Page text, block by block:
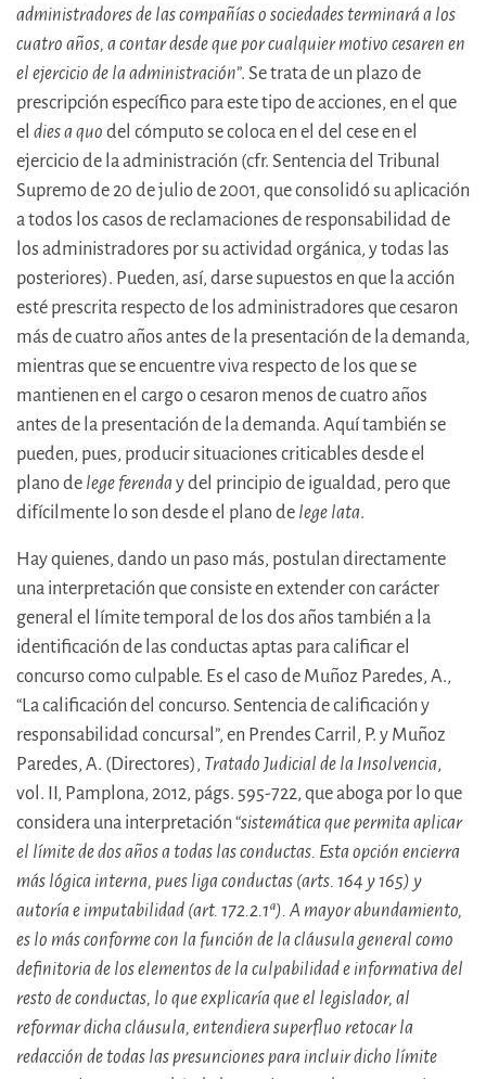
administradores de las compañías o sociedades terminará a los
cuatro años, a contar desde que por cualquier motivo cesaren en
el ejercicio de la administración”. Se trata de un plazo de
prescripción específico para este tipo de acciones, en el que
el dies a quo del cómputo se coloca en el del cese en el
ejercicio de la administración (cfr. Sentencia del Tribunal
Supremo de 20 de julio de 2001, que consolidó su aplicación
a todos los casos de reclamaciones de responsabilidad de
los administradores por su actividad orgánica, y todas las
posteriores). Pueden, así, darse supuestos en que la acción
esté prescrita respecto de los administradores que cesaron
más de cuatro años antes de la presentación de la demanda,
mientras que se encuentre viva respecto de los que se
mantienen en el cargo o cesaron menos de cuatro años
antes de la presentación de la demanda. Aquí también se
pueden, pues, producir situaciones criticables desde el
plano de lege ferenda y del principio de igualdad, pero que
difícilmente lo son desde el plano de lege lata.
Hay quienes, dando un paso más, postulan directamente
una interpretación que consiste en extender con carácter
general el límite temporal de los dos años también a la
identificación de las conductas aptas para calificar el
concurso como culpable. Es el caso de Muñoz Paredes, A.,
“La calificación del concurso. Sentencia de calificación y
responsabilidad concursal”, en Prendes Carril, P. y Muñoz
Paredes, A. (Directores), Tratado Judicial de la Insolvencia,
vol. II, Pamplona, 2012, págs. 595-722, que aboga por lo que
considera una interpretación “sistemática que permita aplicar
el límite de dos años a todas las conductas. Esta opción encierra
más lógica interna, pues liga conductas (arts. 164 y 165) y
autoría e imputabilidad (art. 172.2.1ª). A mayor abundamiento,
es lo más conforme con la función de la cláusula general como
definitoria de los elementos de la culpabilidad e informativa del
resto de conductas, lo que explicaría que el legislador, al
reformar dicha cláusula, entendiera superfluo retocar la
redacción de todas las presunciones para incluir dicho límite